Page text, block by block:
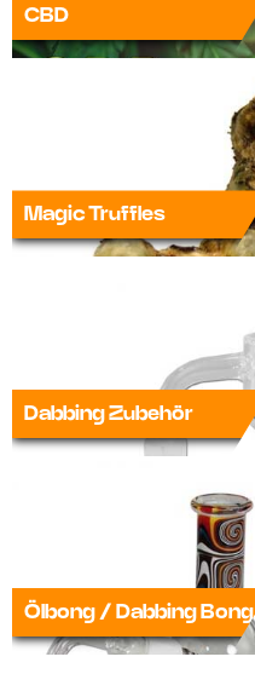
CBD
Magic Truffles
Dabbing Zubehör
Ölbong / Dabbing Bong